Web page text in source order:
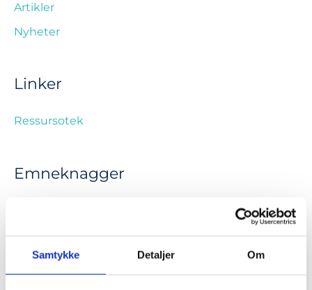
Samtykke Detaljer Om
Artikler
Nyheter
Linker
Ressursotek
Emneknagger
arbeidslivet
arbeidsmiljø arbeidsrett arbeidstaker